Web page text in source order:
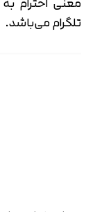
تلگرام می‌باشد.